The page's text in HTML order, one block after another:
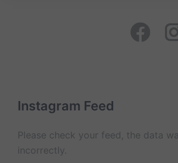
jedinice
Ostalo
Konkursi
Oglasna
Page
Instagram Feed
Please check your feed, the data
incorrectly.